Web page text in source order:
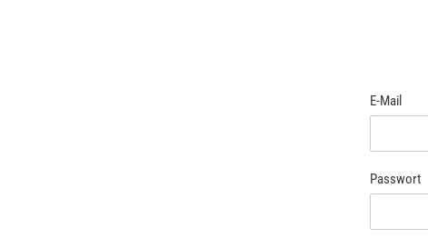
E-Mail
Passwort